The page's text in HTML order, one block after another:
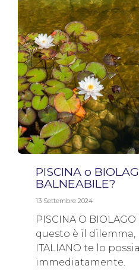
PISCINA o
BALNEABILE?
13 Settembre 2024
PISCINA O
questo è il dilemma,
ITALIANO te lo
immediatamente.